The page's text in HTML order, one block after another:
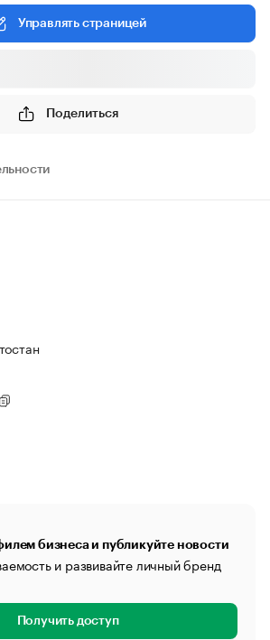
Управлять страницей
Поделиться
бизнеса и публикуйте новости
и развивайте личный бренд
Получить доступ